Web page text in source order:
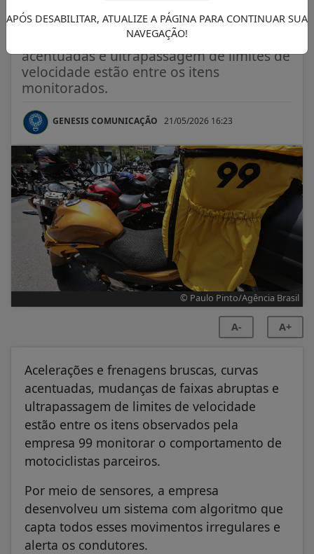
parceiros
Acelerações e frenagens bruscas, curvas
acentuadas e ultrapassagem de limites de
velocidade estão entre os itens
monitorados.
GENESIS COMUNICAÇÃO 21/05/2026 16:23
© Paulo Pinto/Agência Brasil
A- A+
Acelerações e frenagens bruscas, curvas
acentuadas, mudanças de faixas abruptas e
ultrapassagem de limites de velocidade
estão entre os itens observados pela
empresa 99 monitorar o comportamento de
motociclistas parceiros.
Por meio de sensores, a empresa
desenvolveu um sistema com algoritmo que
capta todos esses movimentos irregulares e
alerta os condutores.
APÓS DESABILITAR, ATUALIZE A PÁGINA PARA CONTINUAR SUA
NAVEGAÇÃO!